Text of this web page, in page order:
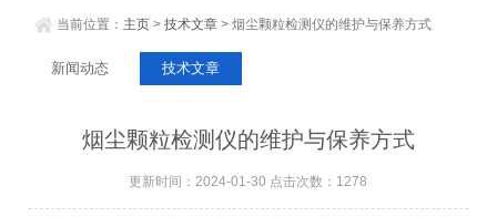
当前位置： 主页 >技术文章 > 烟尘颗粒检测仪的维护与保养方式
新闻动态 技术文章
烟尘颗粒检测仪的维护与保养方式
更新时间：2024-01-30 点击次数：1278